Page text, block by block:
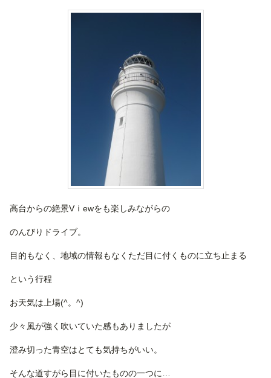
高台からの絶景Vｉewをも楽しみながらの
のんびりドライブ。
目的もなく、地域の情報もなくただ目に付くものに立ち止まる
という行程
お天気は上場(^。^)
少々風が強く吹いていた感もありましたが
澄み切った青空はとても気持ちがいい。
そんな道すがら目に付いたものの一つに…